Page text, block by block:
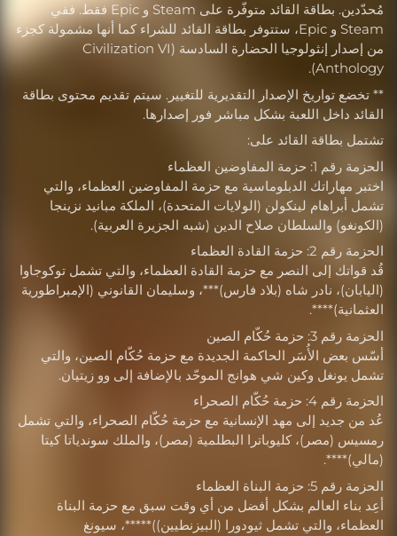
مُحدّدين. بطاقة القائد متوفّرة على Steam و Epic فقط. ففي
Steam و Epic، ستتوفر بطاقة القائد للشراء كما أنها مشمولة كجزء
من إصدار إنثولوجيا الحضارة السادسة (Civilization VI
Anthology).
** تخضع تواريخ الإصدار التقديرية للتغيير. سيتم تقديم محتوى بطاقة
القائد داخل اللعبة بشكل مباشر فور إصدارها.
تشتمل بطاقة القائد على:
الحزمة رقم 1: حزمة المفاوضين العظماء
اختبر مهاراتك الدبلوماسية مع حزمة المفاوضين العظماء، والتي
تشمل أبراهام لينكولن (الولايات المتحدة)، الملكة مبانيد نزينجا
(الكونغو) والسلطان صلاح الدين (شبه الجزيرة العربية).
الحزمة رقم 2: حزمة القادة العظماء
قُد قواتك إلى النصر مع حزمة القادة العظماء، والتي تشمل توكوجاوا
(اليابان)، نادر شاه (بلاد فارس)***، وسليمان القانوني (الإمبراطورية
العثمانية)****.
الحزمة رقم 3: حزمة حُكّام الصين
أسّس بعض الأُسَر الحاكمة الجديدة مع حزمة حُكّام الصين، والتي
تشمل يونغل وكين شي هوانج الموحّد بالإضافة إلى وو زيتيان.
الحزمة رقم 4: حزمة حُكّام الصحراء
عُد من جديد إلى مهد الإنسانية مع حزمة حُكّام الصحراء، والتي تشمل
رمسيس (مصر)، كليوباترا البطلمية (مصر)، والملك سوندياتا كيتا
(مالي)****.
الحزمة رقم 5: حزمة البناة العظماء
أعِد بناء العالم بشكل أفضل من أي وقت سبق مع حزمة البناة
العظماء، والتي تشمل ثيودورا (البيزنطيين))*****، سيونغ